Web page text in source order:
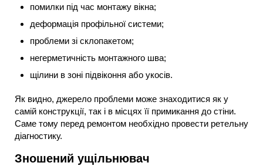
помилки під час монтажу вікна;
деформація профільної системи;
проблеми зі склопакетом;
негерметичність монтажного шва;
щілини в зоні підвіконня або укосів.
Як видно, джерело проблеми може знаходитися як у
самій конструкції, так і в місцях її примикання до стіни.
Саме тому перед ремонтом необхідно провести ретельну
діагностику.
Зношений ущільнювач